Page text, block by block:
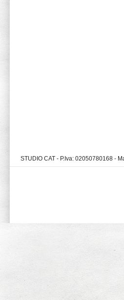
STUDIO CAT - P.Iva: 02050780168 -